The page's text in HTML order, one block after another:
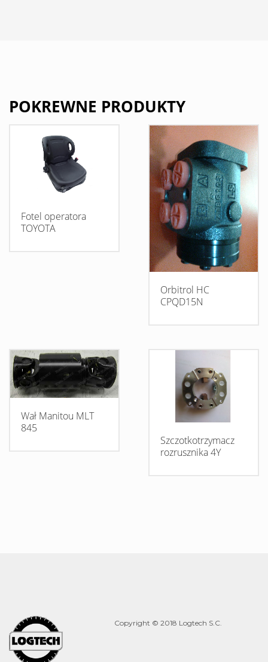
POKREWNE PRODUKTY
Fotel operatora
TOYOTA
Orbitrol HC
CPQD15N
Wał Manitou MLT
845
Szczotkotrzymacz
rozrusznika 4Y
Copyright © 2018 Logtech S.C.